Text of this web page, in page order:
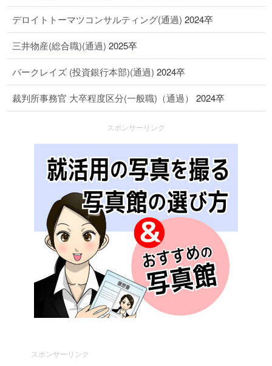
デロイトトーマツコンサルティング(通過) 2024卒
三井物産(総合職)(通過) 2025卒
バークレイズ (投資銀行本部)(通過) 2024卒
裁判所事務官 大卒程度区分(一般職)（通過） 2024卒
スポンサーリンク
スポンサーリンク